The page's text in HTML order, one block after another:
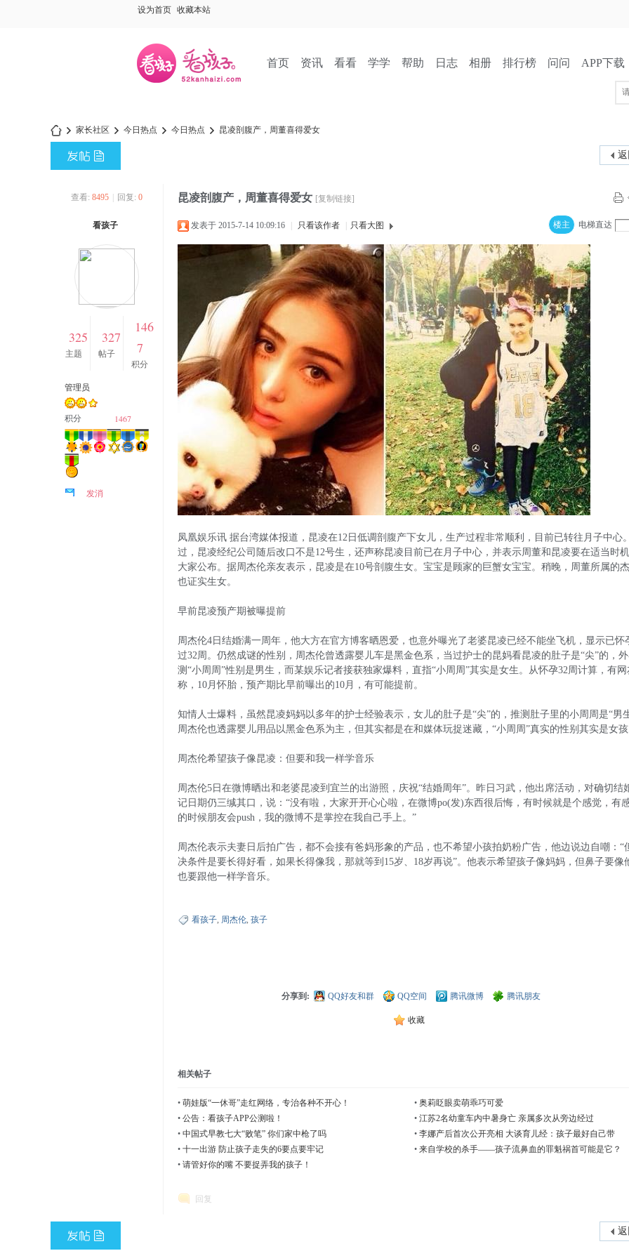
设为首页 收藏本站
首页 资讯 看看 学学 帮助 日志 相册 排行榜 问问 APP下载
家长社区 今日热点 今日热点
›
昆凌剖腹产，周董喜得爱女
查看: 8495 回复: 0 昆凌剖腹产，周董喜得爱女 [复制链接]
看孩子
325
主题
327
帖子
146
7
积分
管理员
积分 1467
发消
电梯直达
楼主
发表于 2015-7-14 10:09:16 只看该作者 只看大图
凤凰娱乐讯 据台湾媒体报道，昆凌在12日低调剖腹产下女儿，生产过程非常顺利，目前已转往月子中心
过，昆凌经纪公司随后改口不是12号生，还声称昆凌目前已在月子中心，并表示周董和昆凌要在适当时
大家公布。据周杰伦亲友表示，昆凌是在10号剖腹生女。宝宝是顾家的巨蟹女宝宝。稍晚，周董所属的
也证实生女。
早前昆凌预产期被曝提前
周杰伦4日结婚满一周年，他大方在官方博客晒恩爱，也意外曝光了老婆昆凌已经不能坐飞机，显示已怀
过32周。仍然成谜的性别，周杰伦曾透露婴儿车是黑金色系，当过护士的昆妈看昆凌的肚子是“尖”的，
测“小周周”性别是男生，而某娱乐记者接获独家爆料，直指“小周周”其实是女生。从怀孕32周计算，有网
称，10月怀胎，预产期比早前曝出的10月，有可能提前。
知情人士爆料，虽然昆凌妈妈以多年的护士经验表示，女儿的肚子是“尖”的，推测肚子里的小周周是“男生
周杰伦也透露婴儿用品以黑金色系为主，但其实都是在和媒体玩捉迷藏，“小周周”真实的性别其实是女孩
周杰伦希望孩子像昆凌：但要和我一样学音乐
周杰伦5日在微博晒出和老婆昆凌到宜兰的出游照，庆祝“结婚周年”。昨日习武，他出席活动，对确切结
记日期仍三缄其口，说：“没有啦，大家开开心心啦，在微博po(发)东西很后悔，有时候就是个感觉，有
的时候朋友会push，我的微博不是掌控在我自己手上。”
周杰伦表示夫妻日后拍广告，都不会接有爸妈形象的产品，也不希望小孩拍奶粉广告，他边说边自嘲：“
决条件是要长得好看，如果长得像我，那就等到15岁、18岁再说”。他表示希望孩子像妈妈，但鼻子要像
也要跟他一样学音乐。
看孩子, 周杰伦, 孩子
分享到: QQ好友和群 QQ空间 腾讯微博 腾讯朋友
收藏
相关帖子
• 萌娃版“一休哥”走红网络，专治各种不开心！ • 奥莉眨眼卖萌乖巧可爱
• 公告：看孩子APP公测啦！ • 江苏2名幼童车内中暑身亡 亲属多次从旁边经过
• 中国式早教七大“败笔” 你们家中枪了吗 • 李娜产后首次公开亮相 大谈育儿经：孩子最好自己带
• 十一出游 防止孩子走失的6要点要牢记 • 来自学校的杀手——孩子流鼻血的罪魁祸首可能是它？
• 请管好你的嘴 不要捉弄我的孩子！
回复